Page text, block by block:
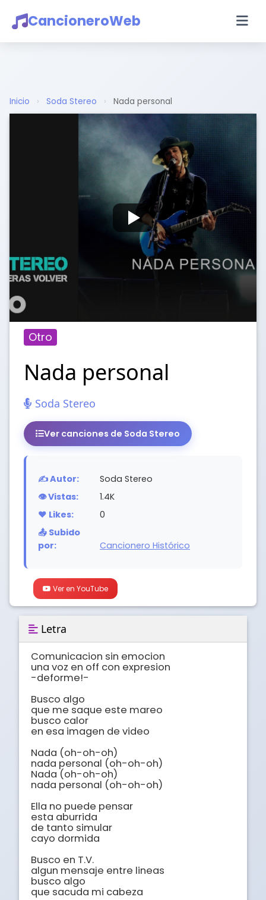
CancioneroWeb
Inicio › Soda Stereo › Nada personal
Otro
Nada personal
Soda Stereo
Ver canciones de Soda Stereo
✍️ Autor:
Soda Stereo
👁️ Vistas:
1.4K
❤️ Likes:
0
📤 Subido
por:
Cancionero Histórico
Ver en YouTube
Letra
Comunicacion sin emocion
una voz en off con expresion
-deforme!-
Busco algo
que me saque este mareo
busco calor
en esa imagen de video
Nada (oh-oh-oh)
nada personal (oh-oh-oh)
Nada (oh-oh-oh)
nada personal (oh-oh-oh)
Ella no puede pensar
esta aburrida
de tanto simular
cayo dormida
Busco en T.V.
algun mensaje entre lineas
busco algo
que sacuda mi cabeza